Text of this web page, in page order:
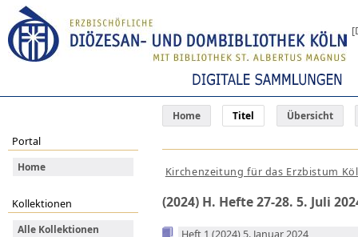
Home Titel Übersicht
Portal
Home
Kollektionen
Alle Kollektionen
Kirchenzeitung für das Erzbistum
(2024) H. Hefte 27-28. 5. Juli
Heft 1 (2024) 5. Januar 2024